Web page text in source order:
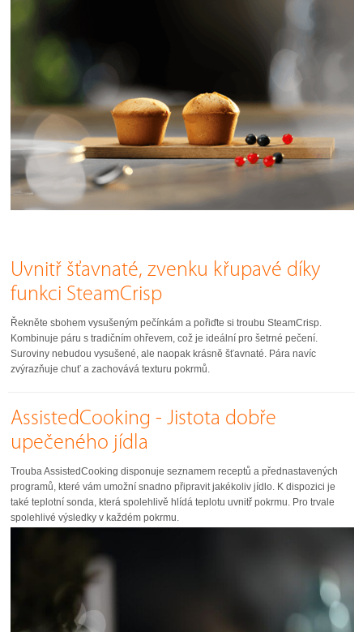
Uvnitř šťavnaté, zvenku křupavé díky
funkci SteamCrisp
Řekněte sbohem vysušeným pečínkám a pořiďte si troubu SteamCrisp.
Kombinuje páru s tradičním ohřevem, což je ideální pro šetrné pečení.
Suroviny nebudou vysušené, ale naopak krásně šťavnaté. Pára navíc
zvýrazňuje chuť a zachovává texturu pokrmů.
AssistedCooking - Jistota dobře
upečeného jídla
Trouba AssistedCooking disponuje seznamem receptů a přednastavených
programů, které vám umožní snadno připravit jakékoliv jídlo. K dispozici je
také teplotní sonda, která spolehlivě hlídá teplotu uvnitř pokrmu. Pro trvale
spolehlivé výsledky v každém pokrmu.